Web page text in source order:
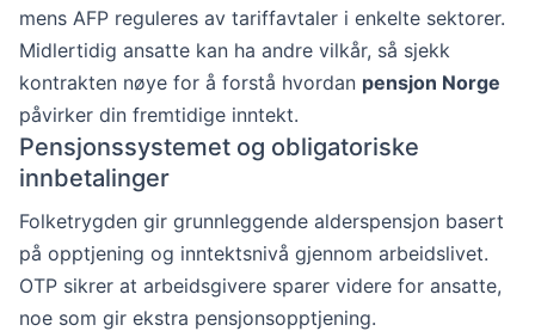
mens AFP reguleres av tariffavtaler i enkelte sektorer.
Midlertidig ansatte kan ha andre vilkår, så sjekk
kontrakten nøye for å forstå hvordan pensjon Norge
påvirker din fremtidige inntekt.
Pensjonssystemet og obligatoriske
innbetalinger
Folketrygden gir grunnleggende alderspensjon basert
på opptjening og inntektsnivå gjennom arbeidslivet.
OTP sikrer at arbeidsgivere sparer videre for ansatte,
noe som gir ekstra pensjonsopptjening.